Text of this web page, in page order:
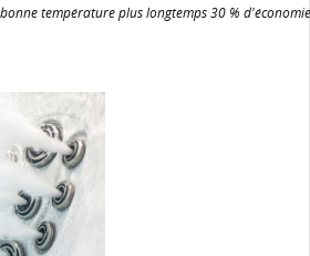
température plus longtemps 30 % d'économie